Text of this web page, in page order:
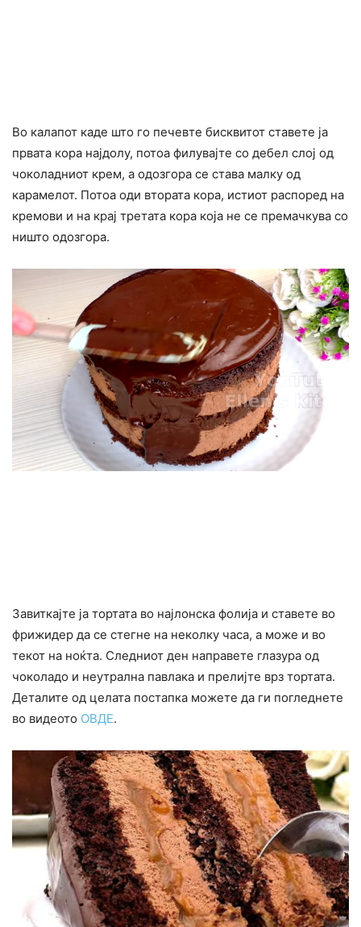
Во калапот каде што го печевте бисквитот ставете ја
првата кора најдолу, потоа филувајте со дебел слој од
чоколадниот крем, а одозгора се става малку од
карамелот. Потоа оди втората кора, истиот распоред на
кремови и на крај третата кора која не се премачкува со
ништо одозгора.
Завиткајте ја тортата во најлонска фолија и ставете во
фрижидер да се стегне на неколку часа, а може и во
текот на ноќта. Следниот ден направете глазура од
чоколадо и неутрална павлака и прелијте врз тортата.
Деталите од целата постапка можете да ги погледнете
во видеото ОВДЕ.